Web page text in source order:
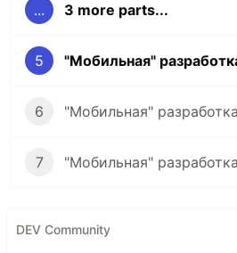
... 3 more parts...
5
6
7
DEV Community